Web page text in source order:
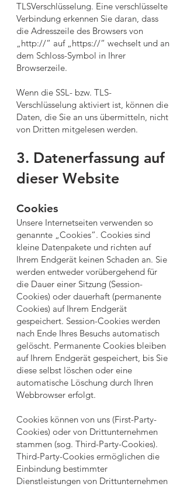
TLSVerschlüsselung. Eine verschlüsselte
Verbindung erkennen Sie daran, dass
die Adresszeile des Browsers von
„http://“ auf „https://“ wechselt und an
dem Schloss-Symbol in Ihrer
Browserzeile.
Wenn die SSL- bzw. TLS-
Verschlüsselung aktiviert ist, können die
Daten, die Sie an uns übermitteln, nicht
von Dritten mitgelesen werden.
3. Datenerfassung auf
dieser Website
Cookies
Unsere Internetseiten verwenden so
genannte „Cookies“. Cookies sind
kleine Datenpakete und richten auf
Ihrem Endgerät keinen Schaden an. Sie
werden entweder vorübergehend für
die Dauer einer Sitzung (Session-
Cookies) oder dauerhaft (permanente
Cookies) auf Ihrem Endgerät
gespeichert. Session-Cookies werden
nach Ende Ihres Besuchs automatisch
gelöscht. Permanente Cookies bleiben
auf Ihrem Endgerät gespeichert, bis Sie
diese selbst löschen oder eine
automatische Löschung durch Ihren
Webbrowser erfolgt.
Cookies können von uns (First-Party-
Cookies) oder von Drittunternehmen
stammen (sog. Third-Party-Cookies).
Third-Party-Cookies ermöglichen die
Einbindung bestimmter
Dienstleistungen von Drittunternehmen